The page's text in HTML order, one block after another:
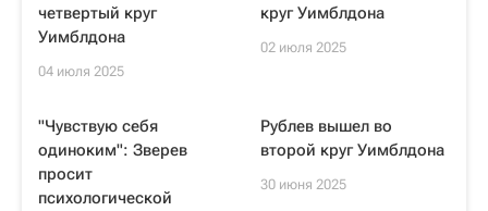
четвертый круг
Уимблдона
04 июля 2025
круг Уимблдона
02 июля 2025
"Чувствую себя
одиноким": Зверев
просит
психологической
Рублев вышел во
второй круг Уимблдона
30 июня 2025